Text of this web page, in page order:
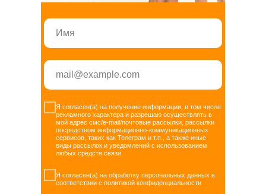
Я согласен(а) на получение информации, в том числе
рекламного характера и разрешаю осуществлять в
мой адрес смс/e-mail/почтовые рассылки, рассылки
посредством информационно-коммуникационных
сервисов, таких как Телеграм и т.п., а также иные
виды рассылок и уведомлений с использованием
любых средств связи.
Я согласен(а) на обработку персональных данных в
соответствии с политикой конфиденциальности
Сотрудничество по пошиву
+7 930 036 85 44
+7 927 340 70 60
Звонки пн-вс с 10:00 до 20:00